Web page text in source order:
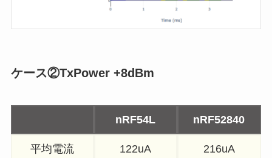
ケース②TxPower +8dBm
nRF54L nRF52840
平均電流 122uA 216uA